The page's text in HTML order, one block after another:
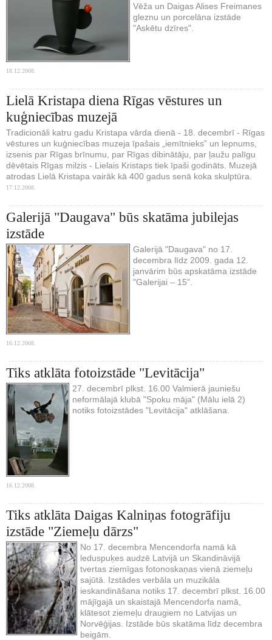
Vēža un Daigas Alises Freimanes
gleznu un porcelāna izstāde
"Askētu dzīres".
18.12.2008.
Lielā Kristapa diena Rīgas vēstures un
kuģniecības muzejā
Tradicionāli katru gadu Kristapa vārda dienā - 18. decembrī - Rīgas
vēstures un kuģniecības muzeja īpašais „iemītnieks” un lepnums,
izsenis par Rīgas brīnumu, par Rīgas dibinātāju, par ļaužu palīgu
dēvētais Rīgas milzis - Lielais Kristaps tiek īpaši godināts. Muzejā
atrodas Lielā Kristapa vairāk kā 400 gadus senā koka skulptūra.
17.12.2008.
Galerijā "Daugava" būs skatāma jubilejas
izstāde
Galerijā "Daugava" no 17.
decembra līdz 2009. gada 12.
janvārim būs apskatāma izstāde
"Galerijai – 15".
16.12.2008.
Tiks atklāta fotoizstāde "Levitācija"
27. decembrī plkst. 16.00 Valmierā jauniešu
neformālajā klubā "Spoku māja" (Mālu ielā 2)
notiks fotoizstādes "Levitācija" atklāšana.
16.12.2008.
Tiks atklāta Daigas Kalniņas fotogrāfiju
izstāde "Ziemeļu dārzs"
No 17. decembra Mencendorfa namā kā
leduspuķes audzē Latvijā un Skandināvijā
tvertas ziemīgas fotonoskaņas vienā ziemeļu
sajūtā. Izstādes verbāla un muzikāla
ieskandināšana notiks 17. decembrī plkst. 16.00
mājīgajā un skaistajā Mencendorfa namā,
klātesot ziemeļu draugiem no Latvijas un
Norvēģijas. Izstāde būs skatāma līdz decembra
beigām.